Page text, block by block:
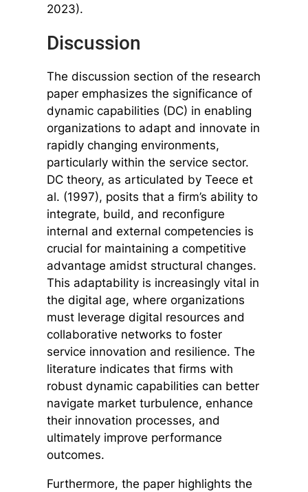
2023).
Discussion
The discussion section of the research
paper emphasizes the significance of
dynamic capabilities (DC) in enabling
organizations to adapt and innovate in
rapidly changing environments,
particularly within the service sector.
DC theory, as articulated by Teece et
al. (1997), posits that a firm’s ability to
integrate, build, and reconfigure
internal and external competencies is
crucial for maintaining a competitive
advantage amidst structural changes.
This adaptability is increasingly vital in
the digital age, where organizations
must leverage digital resources and
collaborative networks to foster
service innovation and resilience. The
literature indicates that firms with
robust dynamic capabilities can better
navigate market turbulence, enhance
their innovation processes, and
ultimately improve performance
outcomes.
Furthermore, the paper highlights the